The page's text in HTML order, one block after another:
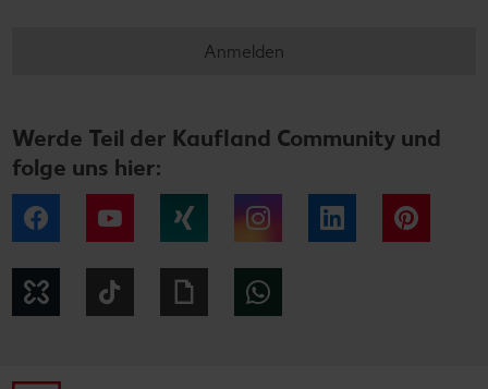
Anmelden
Werde Teil der Kaufland Community und
folge uns hier:
Facebook YouTube Instagram LinkedIn
Kununu Giphy